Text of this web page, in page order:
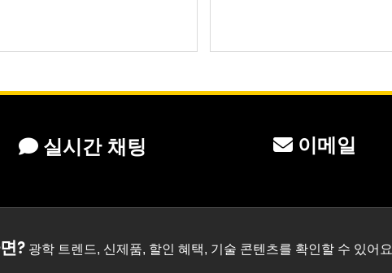
실시간 채팅 이메일
?광학 트렌드, 신제품, 할인 혜택, 기술 콘텐츠를 확인할 수 있어요